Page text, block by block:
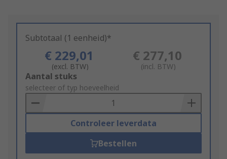
Subtotaal (1 eenheid)*
€ 229,01
(excl. BTW)
€ 277,10
(incl. BTW)
Add
to
Basket
Aantal stuks
selecteer of typ hoeveelheid
Controleer leverdata
Bestellen